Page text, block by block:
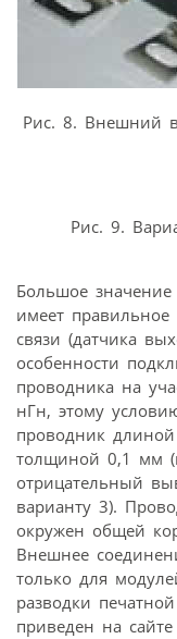
Рис. 8. Внешний
Рис. 9.
Большое
имеет правильное
связи (датчика
особенности
проводника на
нГн, этому
проводник
толщиной 0,1 мм
отрицательный
варианту 3).
окружен общей
Внешнее
только для
разводки
приведен на